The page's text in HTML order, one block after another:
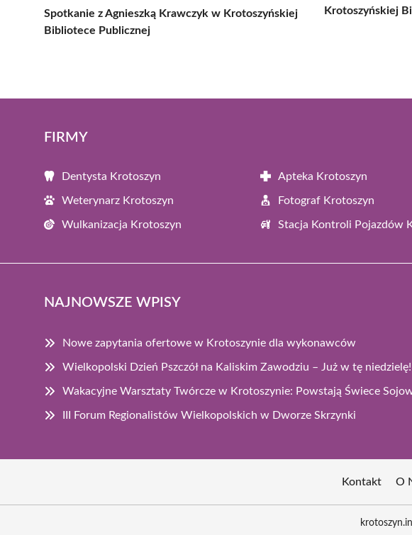
Spotkanie z Agnieszką Krawczyk w Krotoszyńskiej
Bibliotece Publicznej
Krotoszyńskiej
FIRMY
Dentysta Krotoszyn Apteka Krotoszyn
Weterynarz Krotoszyn Fotograf Krotoszyn
Wulkanizacja Krotoszyn Stacja Kontroli Pojazdów
NAJNOWSZE WPISY
Nowe zapytania ofertowe w Krotoszynie dla wykonawców
Wielkopolski Dzień Pszczół na Kaliskim Zawodziu – Już w tę niedzielę!
Wakacyjne Warsztaty Twórcze w Krotoszynie: Powstają Świece
III Forum Regionalistów Wielkopolskich w Dworze Skrzynki
Kontakt O